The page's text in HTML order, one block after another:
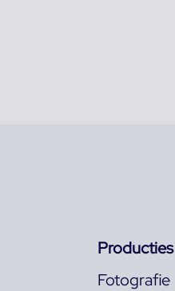
Producties
Fotografie